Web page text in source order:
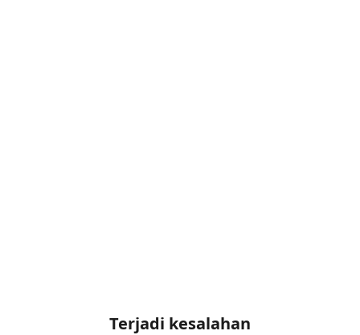
Terjadi kesalahan